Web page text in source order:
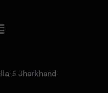
5 Jharkhand